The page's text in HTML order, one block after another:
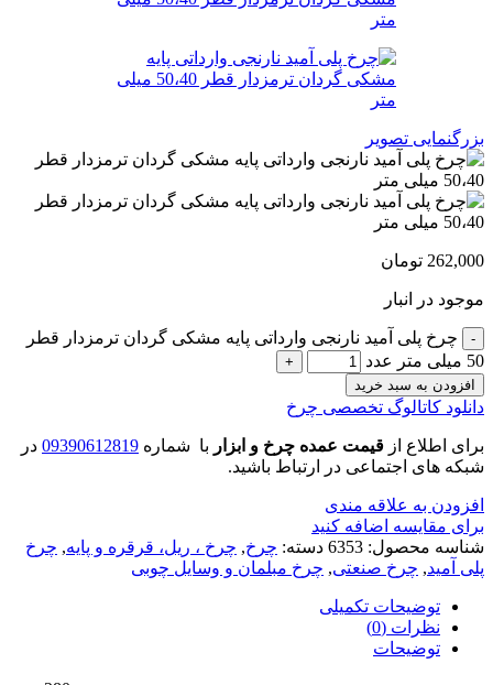
بزرگنمایی تصویر
262,000 تومان
موجود در انبار
چرخ پلی آمید نارنجی وارداتی پایه مشکی گردان ترمزدار قطر
50 میلی متر عدد
افزودن به سبد خرید
دانلود کاتالوگ تخصصی چرخ
برای اطلاع از قیمت عمده چرخ و ابزار با شماره 09390612819 در
شبکه های اجتماعی در ارتباط باشید.
افزودن به علاقه مندی
برای مقایسه اضافه کنید
شناسه محصول: 6353 دسته: چرخ, چرخ ، ریل، قرقره و پایه, چرخ
پلی آمید, چرخ صنعتی, چرخ مبلمان و وسایل چوبی
توضیحات تکمیلی
نظرات (0)
توضیحات